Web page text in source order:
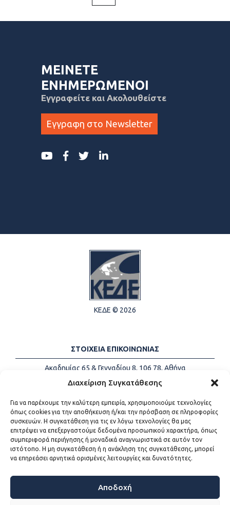
Διαχείριση Συγκατάθεσης
Για να παρέχουμε την καλύτερη εμπειρία, χρησιμοποιούμε τεχνολογίες
όπως cookies για την αποθήκευση ή/και την πρόσβαση σε πληροφορίες
συσκευών. Η συγκατάθεση για τις εν λόγω τεχνολογίες θα μας
επιτρέψει να επεξεργαστούμε δεδομένα προσωπικού χαρακτήρα, όπως
συμπεριφορά περιήγησης ή μοναδικά αναγνωριστικά σε αυτόν τον
ιστότοπο. Η μη συγκατάθεση ή η ανάκληση της συγκατάθεσης, μπορεί
να επηρεάσει αρνητικά ορισμένες λειτουργίες και δυνατότητες.
Αποδοχή
ΜΕΙΝΕΤΕ
ΕΝΗΜΕΡΩΜΕΝΟΙ
Εγγραφείτε και Ακολουθείστε
Εγγραφη στο Newsletter
ΚΕΔΕ © 2026
ΣΤΟΙΧΕΙΑ ΕΠΙΚΟΙΝΩΝΙΑΣ
Ακαδημίας 65 & Γενναδίου 8, 106 78, Αθήνα
Τηλέφωνα:
+30 213-2147500
Email:
info@kede.gr
ΧΡΗΣΙΜΟΙ ΣΥΝΔΕΣΜΟΙ
Η ΚΕΔΕ
Sitemap
Προσβασιμότητα
Όροι χρήσης